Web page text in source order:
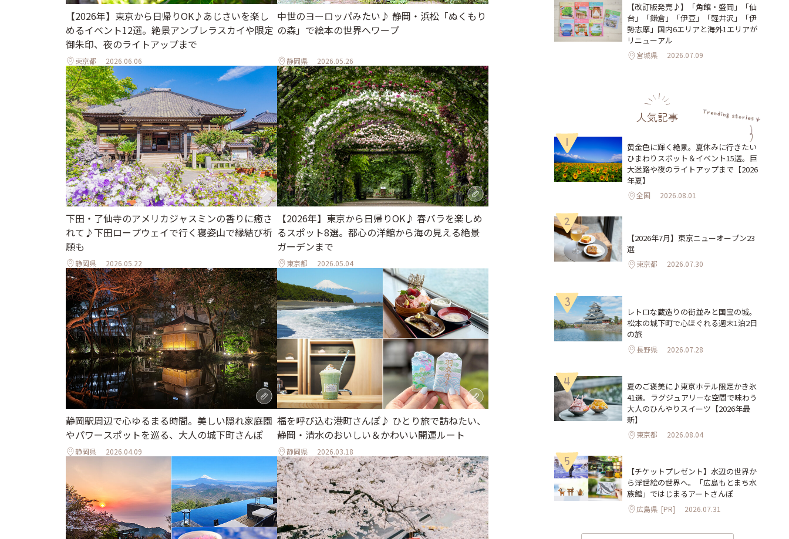
【2026年】東京から日帰りOK♪あじさいを楽し
めるイベント12選。絶景アンブレラスカイや限定
御朱印、夜のライトアップまで
東京都 2026.06.06
中世のヨーロッパみたい♪ 静岡・浜松「ぬくもり
の森」で絵本の世界へワープ
静岡県 2026.05.26
下田・了仙寺のアメリカジャスミンの香りに癒さ
れて♪下田ロープウェイで行く寝姿山で縁結び祈
願も
静岡県 2026.05.22
【2026年】東京から日帰りOK♪ 春バラを楽しめ
るスポット8選。都心の洋館から海の見える絶景
ガーデンまで
東京都 2026.05.04
静岡駅周辺で心ゆるまる時間。美しい隠れ家庭園
やパワースポットを巡る、大人の城下町さんぽ
静岡県 2026.04.09
福を呼び込む港町さんぽ♪ ひとり旅で訪ねたい、
静岡・清水のおいしい＆かわいい開運ルート
静岡県 2026.03.18
【改訂版発売♪】「角館・盛岡」「仙
台」「鎌倉」「伊豆」「軽井沢」「伊
勢志摩」国内6エリアと海外1エリアが
リニューアル
宮城県 2026.07.09
人気記事
1
黄金色に輝く絶景。夏休みに行きたい
ひまわりスポット＆イベント15選。巨
大迷路や夜のライトアップまで【2026
年夏】
全国 2026.08.01
2
【2026年7月】東京ニューオープン23
選
東京都 2026.07.30
3
レトロな蔵造りの街並みと国宝の城。
松本の城下町で心ほぐれる週末1泊2日
の旅
長野県 2026.07.28
4
夏のご褒美に♪東京ホテル限定かき氷
41選。ラグジュアリーな空間で味わう
大人のひんやりスイーツ【2026年最
新】
東京都 2026.08.04
5
【チケットプレゼント】水辺の世界か
ら浮世絵の世界へ。「広島もとまち水
族館」ではじまるアートさんぽ
広島県 [PR] 2026.07.31